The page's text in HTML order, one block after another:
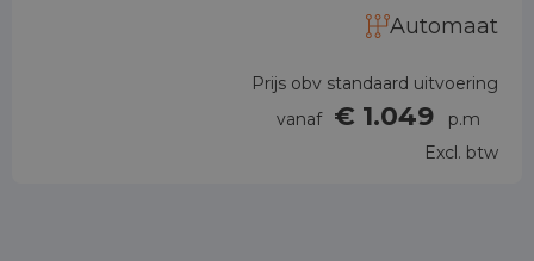
Automaat
Prijs obv standaard uitvoering
vanaf € 1.049
p.m
Excl. btw